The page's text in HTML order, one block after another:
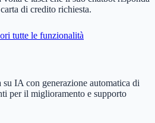
di credito richiesta.
tutte le funzionalità
su IA con generazione automatica di
per il miglioramento e supporto